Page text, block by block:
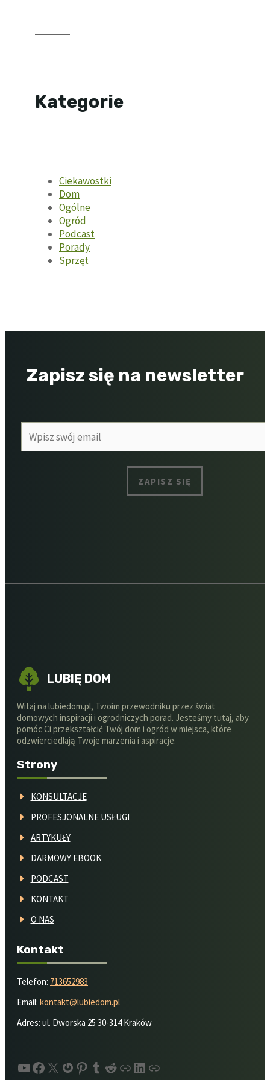
Kategorie
Ciekawostki
Dom
Ogólne
Ogród
Podcast
Porady
Sprzęt
Zapisz się na newsletter
ZAPISZ SIĘ
LUBIĘ DOM
Witaj na lubiedom.pl, Twoim przewodniku przez świat
domowych inspiracji i ogrodniczych porad. Jesteśmy tutaj, aby
pomóc Ci przekształcić Twój dom i ogród w miejsca, które
odzwierciedlają Twoje marzenia i aspiracje.
Strony
KONSULTACJE
PROFESJONALNE USŁUGI
ARTYKUŁY
DARMOWY EBOOK
PODCAST
KONTAKT
O NAS
Kontakt
Telefon: 713652983
Email: kontakt@lubiedom.pl
Adres: ul. Dworska 25 30-314 Kraków
YouTube
Facebook
X Gravatar
Pinterest
Tumblr
Reddit
About.me
LinkedIn
Quora